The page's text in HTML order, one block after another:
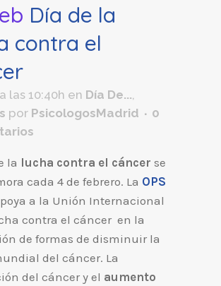
Día de la
contra el
las 10:40h en Día De...
por PsicologosMadrid
0
la lucha contra el cáncer se
cada 4 de febrero. La OPS
a la Unión Internacional
contra el cáncer en la
de formas de disminuir la
del cáncer. La
del cáncer y el aumento